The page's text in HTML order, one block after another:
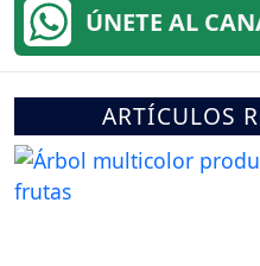
ÚNETE AL
ARTÍCULOS